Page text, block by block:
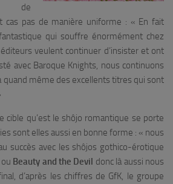
de
cas pas de manière uniforme : « En fait
qui souffre énormément chez
veulent continuer d’insister et ont
avec Baroque Knights, nous continuons
quand même des excellents titres qui sont
cible qu’est le shôjo romantique se porte
sont elles aussi en bonne forme : « nous
succès avec les shôjos gothico-érotique
ou Beauty and the Devil donc là aussi nous
d’après les chiffres de GfK, le groupe